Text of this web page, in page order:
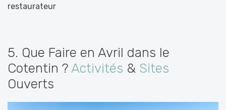
restaurateur
5. Que Faire en Avril dans le
Cotentin ?Activités & Sites
Ouverts